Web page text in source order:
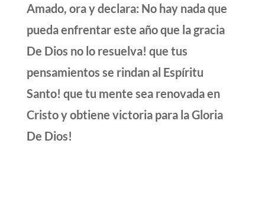
Amado, ora y declara: No hay nada que
pueda enfrentar este año que la gracia
De Dios no lo resuelva! que tus
pensamientos se rindan al Espíritu
Santo! que tu mente sea renovada en
Cristo y obtiene victoria para la Gloria
De Dios!